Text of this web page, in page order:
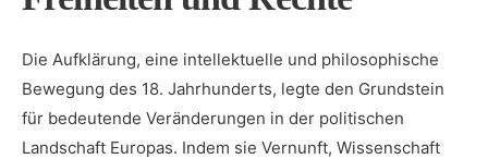
Die⁤ Aufklärung, eine intellektuelle und philosophische
Bewegung ⁤des 18. Jahrhunderts, legte ⁣den Grundstein
für ‌bedeutende Veränderungen in der politischen ​
Landschaft Europas. Indem ‍sie Vernunft, Wissenschaft